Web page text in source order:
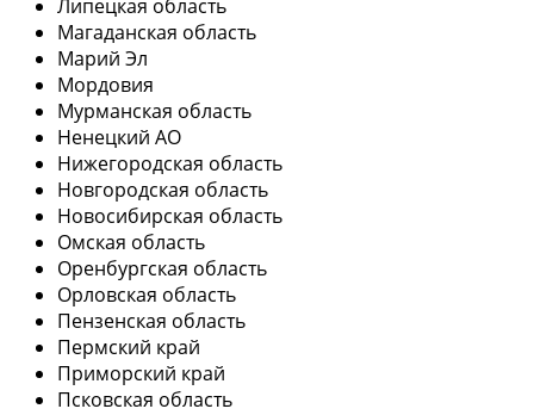
Липецкая область
Магаданская область
Марий Эл
Мордовия
Мурманская область
Ненецкий АО
Нижегородская область
Новгородская область
Новосибирская область
Омская область
Оренбургская область
Орловская область
Пензенская область
Пермский край
Приморский край
Псковская область